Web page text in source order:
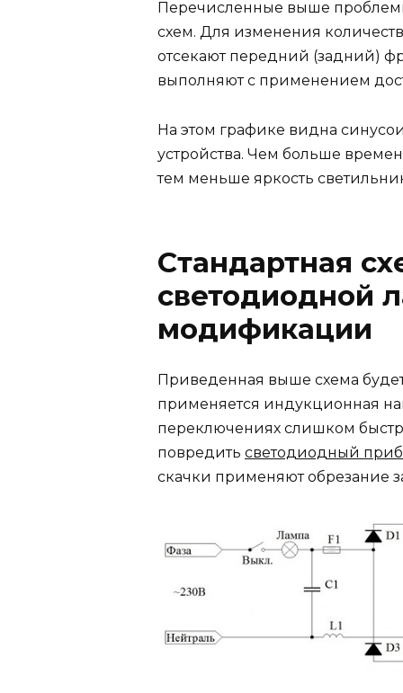
Перечисленные выше
схем. Для изменения
отсекают передний (задний)
выполняют с применением
На этом графике видна
устройства. Чем больше
тем меньше яркость
Стандартная
светодиодной
модификации
Приведенная выше схема
применяется индукционная
переключениях слишком
повредить светодиодный
скачки применяют обрезание